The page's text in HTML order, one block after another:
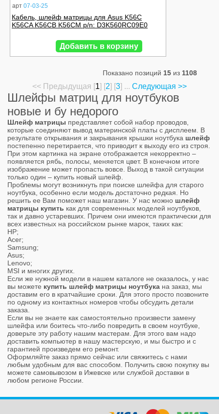
арт 07-03-25
Кабель, шлейф матрицы для Asus K56C
K56CA K56CB K56CM p/n: D3K560RC09E0
Добавить в корзину
Показано позиций 15 из 1108
<< Предыдущая [1] [2] [3] ... Следующая >>
Шлейфы матриц для ноутбуков
новые и бу недорого
Шлейф матрицы представляет собой набор проводов,
которые соединяют вывод материнской платы с дисплеем. В
результате открывания и закрывания крышки ноутбука шлейф
постепенно перетирается, что приводит к выходу его из строя.
При этом картинка на экране отображается некорректно –
появляется рябь, полосы, меняется цвет. В конечном итоге
изображение может пропасть вовсе. Выход в такой ситуации
только один – купить новый шлейф.
Проблемы могут возникнуть при поиске шлейфа для старого
ноутбука, особенно если модель достаточно редкая. Но
решить ее Вам поможет наш магазин. У нас можно шлейф
матрицы купить как для современных моделей ноутбуков,
так и давно устаревших. Причем они имеются практически для
всех известных на российском рынке марок, таких как:
HP;
Acer;
Samsung;
Asus;
Lenovo;
MSI и многих других.
Если же нужной модели в нашем каталоге не оказалось, у нас
вы можете купить шлейф матрицы ноутбука на заказ, мы
доставим его в кратчайшие сроки. Для этого просто позвоните
по одному из контактных номеров чтобы обсудить детали
заказа.
Если вы не знаете как самостоятельно произвести замену
шлейфа или боитесь что-либо повредить в своем ноутбуке,
доверьте эту работу нашим мастерам. Для этого вам надо
доставить компьютер в нашу мастерскую, и мы быстро и с
гарантией произведем его ремонт.
Оформляйте заказ прямо сейчас или свяжитесь с нами
любым удобным для вас способом. Получить свою покупку вы
можете самовывозом в Ижевске или службой доставки в
любом регионе России.